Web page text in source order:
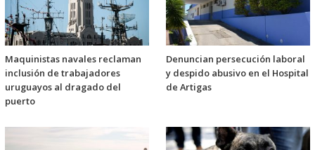
Maquinistas navales reclaman
inclusión de trabajadores
uruguayos al dragado del
puerto
Denuncian persecución laboral
y despido abusivo en el Hospital
de Artigas